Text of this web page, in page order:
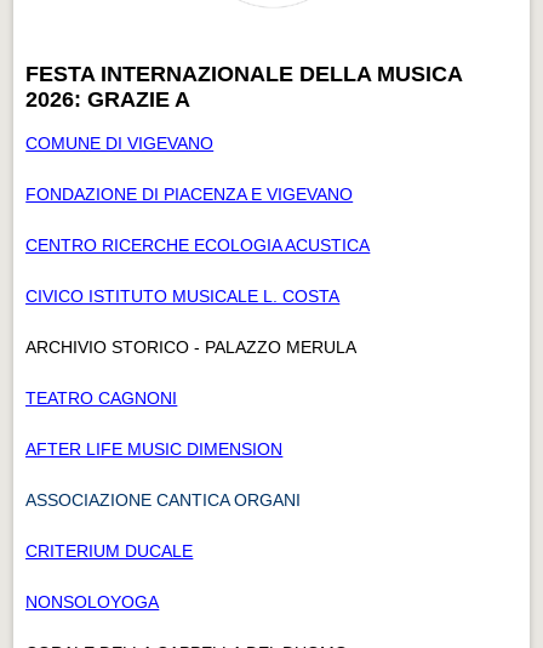
FESTA INTERNAZIONALE DELLA MUSICA
2026: GRAZIE A
COMUNE DI VIGEVANO
FONDAZIONE DI PIACENZA E VIGEVANO
CENTRO RICERCHE ECOLOGIA ACUSTICA
CIVICO ISTITUTO MUSICALE L. COSTA
ARCHIVIO STORICO - PALAZZO MERULA
TEATRO CAGNONI
AFTER LIFE MUSIC DIMENSION
ASSOCIAZIONE CANTICA ORGANI
CRITERIUM DUCALE
NONSOLOYOGA